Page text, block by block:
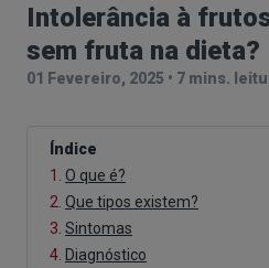
Intolerância à
sem fruta na dieta?
01 Fevereiro, 2025 • 7 mins.
Índice
1. O que é?
2. Que tipos existem?
3. Sintomas
4. Diagnóstico